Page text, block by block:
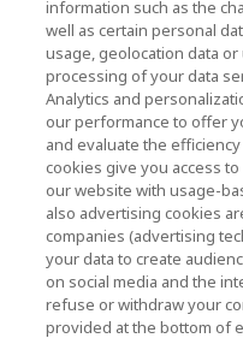
株主・投資家情報
ソーシャルメディア公式
ソーシャルメディアポリシ
information such as the
well as certain personal
usage, geolocation data
processing of your data
Analytics and
our performance to offer
and evaluate the
cookies give you access
our website with usage-
also advertising cookies
companies (advertising
your data to create
on social media and the
refuse or withdraw your
provided at the bottom of